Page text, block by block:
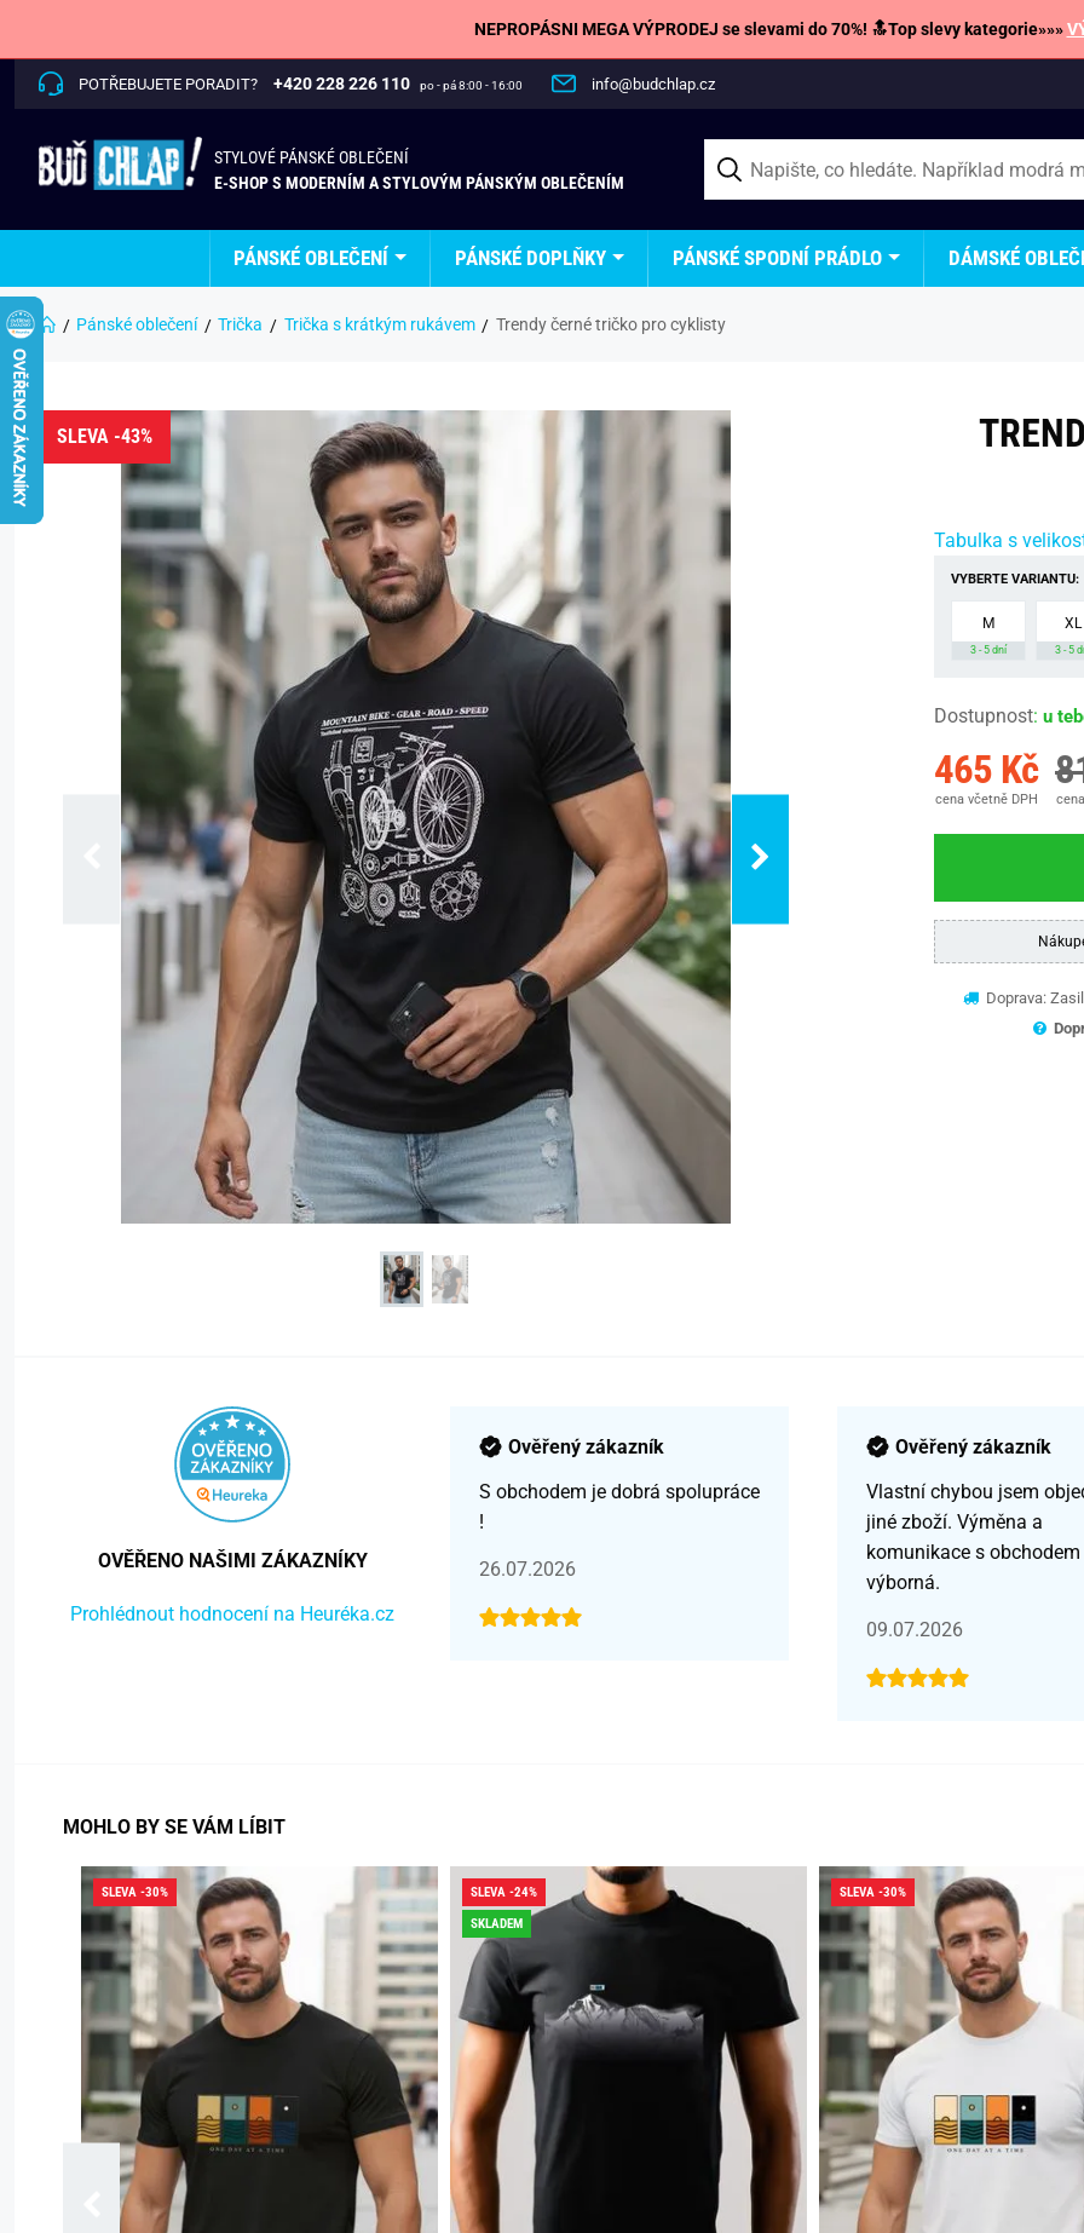
NEPROPÁSNI MEGA VÝPRODEJ se slevami do 70%! 🔝Top slevy kategorie»»»
POTŘEBUJETE PORADIT? +420 228 226 110 po - pá 8:00 - 16:00 info@budchlap.cz
STYLOVÉ PÁNSKÉ OBLEČENÍ
E-SHOP S MODERNÍM A STYLOVÝM PÁNSKÝM OBLEČENÍM
PÁNSKÉ OBLEČENÍ PÁNSKÉ DOPLŇKY PÁNSKÉ SPODNÍ PRÁDLO DÁMSKÉ
Pánské oblečení Trička Trička s krátkým rukávem Trendy černé tričko pro cyklisty
SLEVA -43%
Tabulka s
VYBERTE VARIANTU:
M
3 - 5 dní
XL
3 - 5
Dostupnost: u
465 Kč
cena včetně DPH
Doprava:
OVĚŘENO NAŠIMI ZÁKAZNÍKY
Prohlédnout hodnocení na Heuréka.cz
Ověřený zákazník
S obchodem je dobrá spolupráce
!
26.07.2026
Ověřený zákazník
Vlastní chybou jsem
jiné zboží. Výměna a
komunikace s obchodem
výborná.
09.07.2026
MOHLO BY SE VÁM LÍBIT
SLEVA -30%
SLEVA -24%
SKLADEM
SLEVA -30%